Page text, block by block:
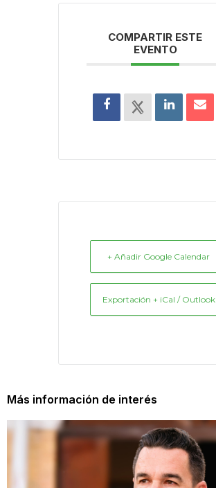
COMPARTIR ESTE
EVENTO
+ Añadir Google Calendar
Exportación + iCal / Outlook
Más información de interés